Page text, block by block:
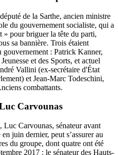
de la Sarthe, ancien ministre
du gouvernement socialiste, qui a
» pour briguer la tête du parti,
sa bannière. Trois étaient
gouvernement : Patrick Kanner,
et des Sports, et actuel
Vallini (ex-secrétaire d'État
et Jean-Marc Todeschini,
combattants.
Carvounas
Carvounas, sénateur avant
juin dernier, peut s’assurer au
du groupe, dont quatre ont été
2017 : le sénateur des Hauts-